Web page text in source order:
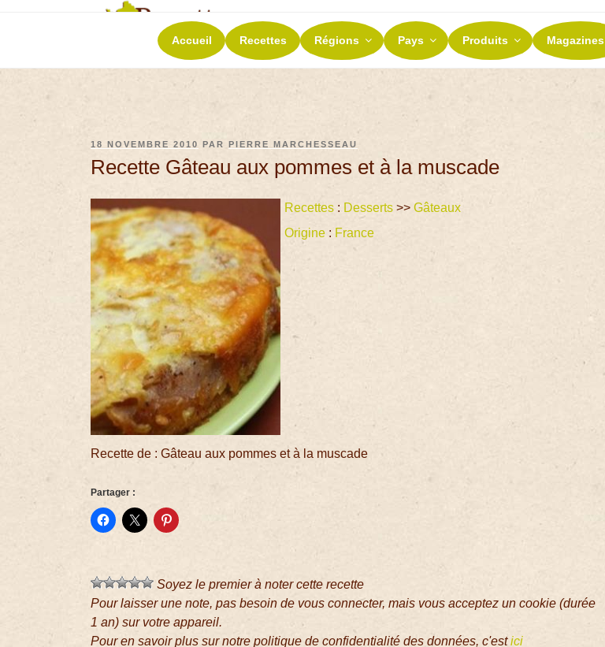
RECETTES ET TERROIRS
La richesse de nos terroirs
Accueil Recettes Régions Pays Produits Magazines
18 NOVEMBRE 2010 PARPIERRE MARCHESSEAU
Recette Gâteau aux pommes et à la muscade
Recettes : Desserts >>Gâteaux
Origine : France
Recette de : Gâteau aux pommes et à la muscade
Partager :
Soyez le premier à noter cette recette
Pour laisser une note, pas besoin de vous connecter, mais vous acceptez un cookie (durée
1 an) sur votre appareil.
Pour en savoir plus sur notre politique de confidentialité des données, c'estici